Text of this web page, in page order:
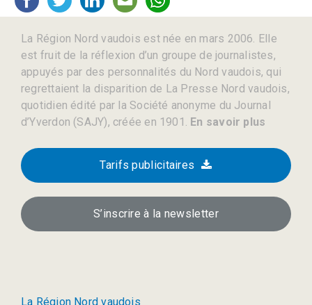
La Région Nord vaudois est née en mars 2006. Elle
est fruit de la réflexion d’un groupe de journalistes,
appuyés par des personnalités du Nord vaudois, qui
regrettaient la disparition de La Presse Nord vaudois,
quotidien édité par la Société anonyme du Journal
d’Yverdon (SAJY), créée en 1901. En savoir plus
Tarifs publicitaires
S’inscrire à la newsletter
La Région Nord vaudois